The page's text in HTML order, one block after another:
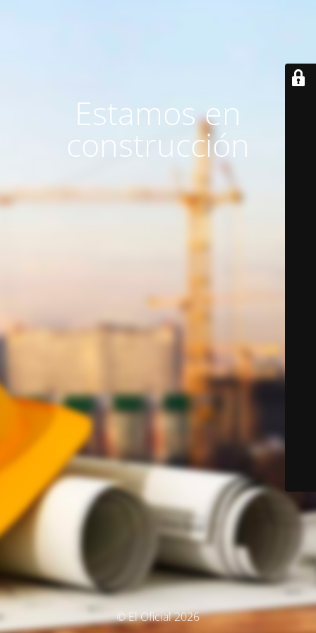
Estamos en
construcción
© El Oficial 2026